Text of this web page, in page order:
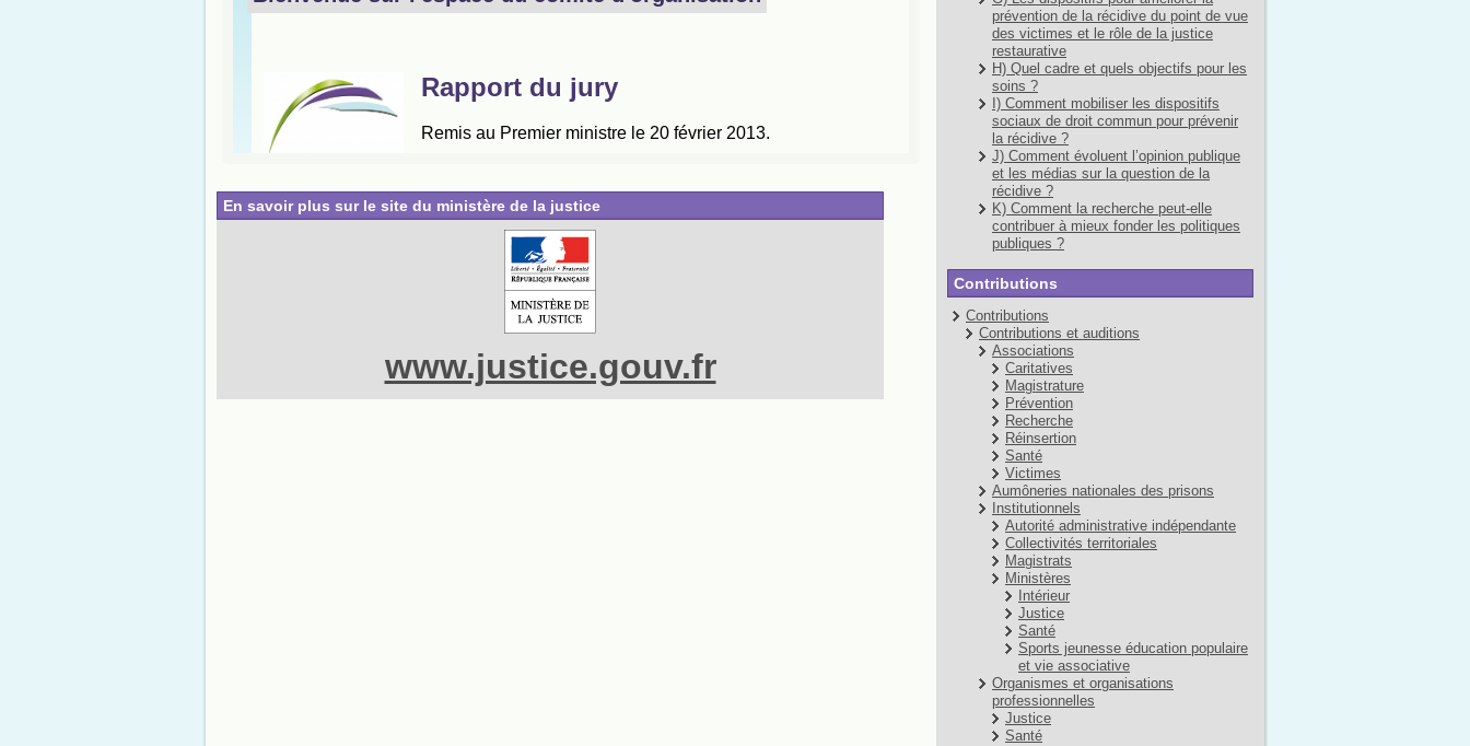
En savoir plus sur le site du ministère de la justice
www.justice.gouv.fr
prévention de la récidive du point de vue
des victimes et le rôle de la justice
restaurative
H) Quel cadre et quels objectifs pour les
soins ?
I) Comment mobiliser les dispositifs
sociaux de droit commun pour prévenir
la récidive ?
J) Comment évoluent l’opinion publique
et les médias sur la question de la
récidive ?
K) Comment la recherche peut-elle
contribuer à mieux fonder les politiques
publiques ?
Contributions
Contributions
Contributions et auditions
Associations
Caritatives
Magistrature
Prévention
Recherche
Réinsertion
Santé
Victimes
Aumôneries nationales des prisons
Institutionnels
Autorité administrative indépendante
Collectivités territoriales
Magistrats
Ministères
Intérieur
Justice
Santé
Sports jeunesse éducation populaire
et vie associative
Organismes et organisations
professionnelles
Justice
Santé